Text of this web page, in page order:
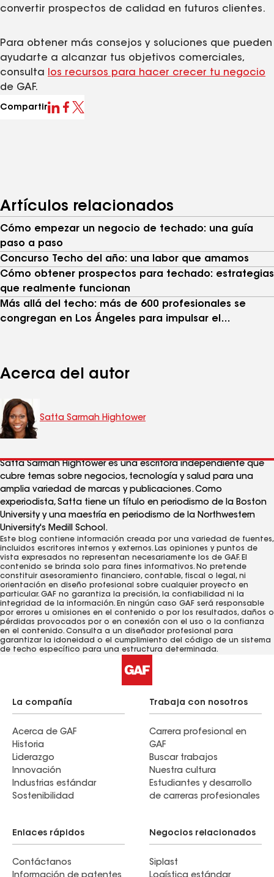
convertir prospectos de calidad en futuros clientes.
Para obtener más consejos y soluciones que pueden
ayudarte a alcanzar tus objetivos comerciales,
consulta
los recursos para hacer crecer tu negocio
de GAF.
Compartir
Artículos relacionados
Cómo empezar un negocio de techado: una guía
paso a paso
Concurso Techo del año: una labor que amamos
Cómo obtener prospectos para techado: estrategias
que realmente funcionan
Más allá del techo: más de 600 profesionales se
congregan en Los Ángeles para impulsar el
Acerca del autor
Satta Sarmah Hightower
Satta Sarmah Hightower es una escritora independiente que
cubre temas sobre negocios, tecnología y salud para una
amplia variedad de marcas y publicaciones. Como
experiodista, Satta tiene un título en periodismo de la Boston
University y una maestría en periodismo de la Northwestern
University's Medill School.
Este blog contiene información creada por una variedad de fuentes,
incluidos escritores internos y externos. Las opiniones y puntos de
vista expresados ​​no representan necesariamente los de GAF. El
contenido se brinda solo para fines informativos. No pretende
constituir asesoramiento financiero, contable, fiscal o legal, ni
orientación en diseño profesional sobre cualquier proyecto en
particular. GAF no garantiza la precisión, la confiabilidad ni la
integridad de la información. En ningún caso GAF será responsable
por errores u omisiones en el contenido o por los resultados, daños o
pérdidas provocados ​​por o en conexión con el uso o la confianza
en el contenido. Consulta a un diseñador profesional para
garantizar la idoneidad o el cumplimiento del código de un sistema
de techo específico para una estructura determinada.
La compañía
Acerca de GAF
Historia
Liderazgo
Innovación
Industrias estándar
Sostenibilidad
Trabaja con nosotros
Carrera profesional en
GAF
Buscar trabajos
Nuestra cultura
Estudiantes y desarrollo
de carreras profesionales
Enlaces rápidos
Contáctanos
Negocios relacionados
Siplast